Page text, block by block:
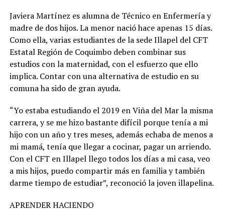
Javiera Martínez es alumna de Técnico en Enfermería y
madre de dos hijos. La menor nació hace apenas 15 días.
Como ella, varias estudiantes de la sede Illapel del CFT
Estatal Región de Coquimbo deben combinar sus
estudios con la maternidad, con el esfuerzo que ello
implica. Contar con una alternativa de estudio en su
comuna ha sido de gran ayuda.
“Yo estaba estudiando el 2019 en Viña del Mar la misma
carrera, y se me hizo bastante difícil porque tenía a mi
hijo con un año y tres meses, además echaba de menos a
mi mamá, tenía que llegar a cocinar, pagar un arriendo.
Con el CFT en Illapel llego todos los días a mi casa, veo
a mis hijos, puedo compartir más en familia y también
darme tiempo de estudiar”, reconoció la joven illapelina.
APRENDER HACIENDO